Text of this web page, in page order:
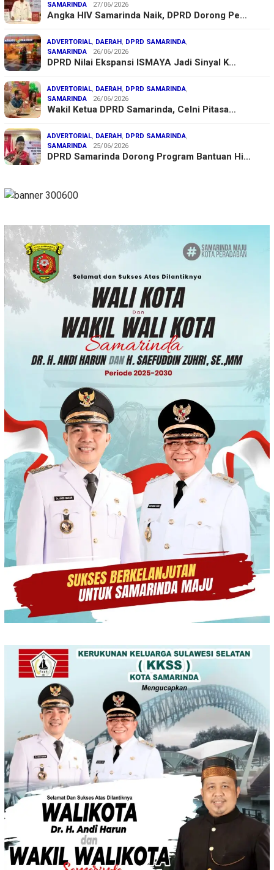
SAMARINDA
27/06/2026
Angka HIV Samarinda Naik, DPRD Dorong Pe…
ADVERTORIAL, DAERAH , DPRD SAMARINDA,
SAMARINDA
26/06/2026
DPRD Nilai Ekspansi ISMAYA Jadi Sinyal K…
ADVERTORIAL, DAERAH , DPRD SAMARINDA,
SAMARINDA
26/06/2026
Wakil Ketua DPRD Samarinda, Celni Pitasa…
ADVERTORIAL, DAERAH , DPRD SAMARINDA,
SAMARINDA
25/06/2026
DPRD Samarinda Dorong Program Bantuan Hi…